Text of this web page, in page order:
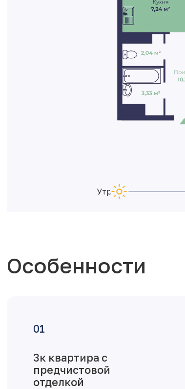
Утро
Особенности
3к квартира с
предчистовой
отделкой